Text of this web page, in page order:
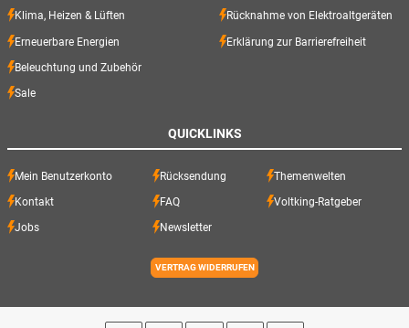
Klima, Heizen & Lüften
Erneuerbare Energien
Beleuchtung und Zubehör
Sale
Rücknahme von Elektroaltgeräten
Erklärung zur Barrierefreiheit
QUICKLINKS
Mein Benutzerkonto Rücksendung Themenwelten
Kontakt FAQ Voltking-Ratgeber
Jobs Newsletter
VERTRAG WIDERRUFEN